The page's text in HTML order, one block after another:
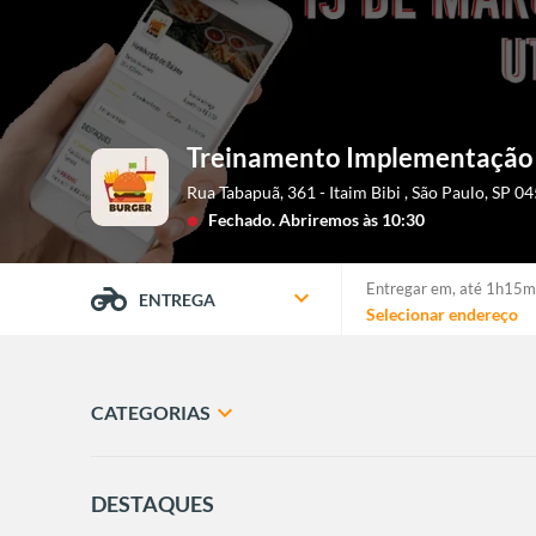
Treinamento Implementação
Rua Tabapuã, 361 - Itaim Bibi ,São Paulo,SP
lens Fechado.Abriremos às 10:30
ENTREGA expand_more Entregar em, até 1h15m
Selecionar endereço
CATEGORIAS expand_more
DESTAQUES